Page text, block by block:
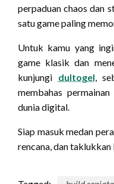
perpaduan chaos dan
satu game paling
Untuk kamu yang
game klasik dan
kunjungi dultogel,
membahas
dunia digital.
Siap masuk medan
rencana, dan taklukkan